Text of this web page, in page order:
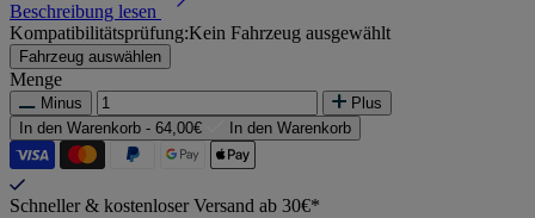
Beschreibung lesen
Kompatibilitätsprüfung:Kein Fahrzeug ausgewählt
Fahrzeug auswählen
Menge
Minus
Plus
In den Warenkorb - 64,00€ In den Warenkorb
Schneller & kostenloser Versand ab 30€*